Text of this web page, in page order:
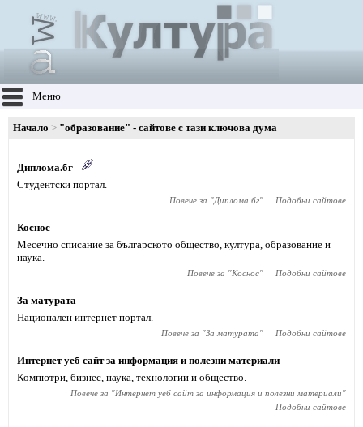
Меню
Начало "образование" - сайтове с тази ключова дума
Диплома.бг
Студентски портал.
Повече за "Диплома.бг" Подобни сайтове
Коснос
Месечно списание за българското общество, култура, образование и
наука.
Повече за "Коснос" Подобни сайтове
За матурата
Национален интернет портал.
Повече за "За матурата" Подобни сайтове
Интернет уеб сайт за информация и полезни материали
Компютри, бизнес, наука, технологии и общество.
Повече за "Интернет уеб сайт за информация и полезни материали"
Подобни сайтове